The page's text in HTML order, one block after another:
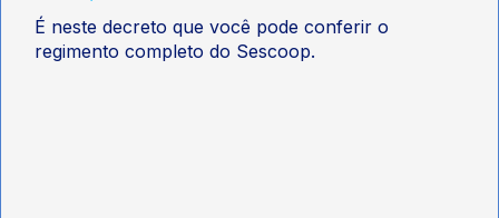
É neste decreto que você pode conferir o
regimento completo do Sescoop.